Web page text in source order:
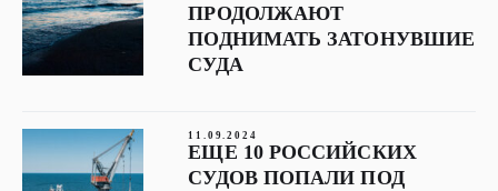
ПРОДОЛЖАЮТ
ПОДНИМАТЬ ЗАТОНУВШИЕ
СУДА
11.09.2024
ЕЩЕ 10 РОССИЙСКИХ
СУДОВ ПОПАЛИ ПОД